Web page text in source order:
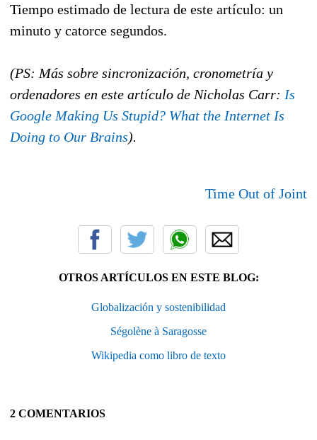
Tiempo estimado de lectura de este artículo: un
minuto y catorce segundos.
(PS: Más sobre sincronización, cronometría y
ordenadores en este artículo de Nicholas Carr: Is
Google Making Us Stupid? What the Internet Is
Doing to Our Brains).
Time Out of Joint
OTROS ARTÍCULOS EN ESTE BLOG:
Globalización y sostenibilidad
Ségolène à Saragosse
Wikipedia como libro de texto
2 COMENTARIOS